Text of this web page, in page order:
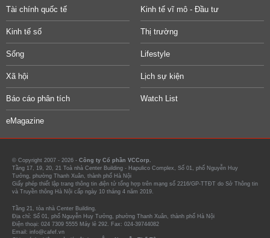
Tài chính quốc tế Kinh tế vĩ mô - Đầu tư
Kinh tế số Thị trường
Sống Lifestyle
Xã hội Lịch sự kiện
Báo cáo phân tích Watch List
eMagazine
© Copyright 2007 - 2026 - Công ty Cổ phần VCCorp.
Tầng 17, 19, 20, 21 Toà nhà Center Building - Hapulico Complex, Số 01, phố Nguyễn Huy
Tưởng, phường Thanh Xuân, thành phố Hà Nội
Giấy phép thiết lập trang thông tin điện tử tổng hợp trên mạng số 2216/GP-TTĐT do Sở Thông tin
và Truyền thông Hà Nội cấp ngày 10 tháng 4 năm 2019.
Tầng 21, tòa nhà Center Building.
Địa chỉ: Số 01, phố Nguyễn Huy Tưởng, phường Thanh Xuân, thành phố Hà Nội
Điện thoại: 024 7309 5555 Máy lẻ 292. Fax: 024-39744082
Email: info@cafef.vn